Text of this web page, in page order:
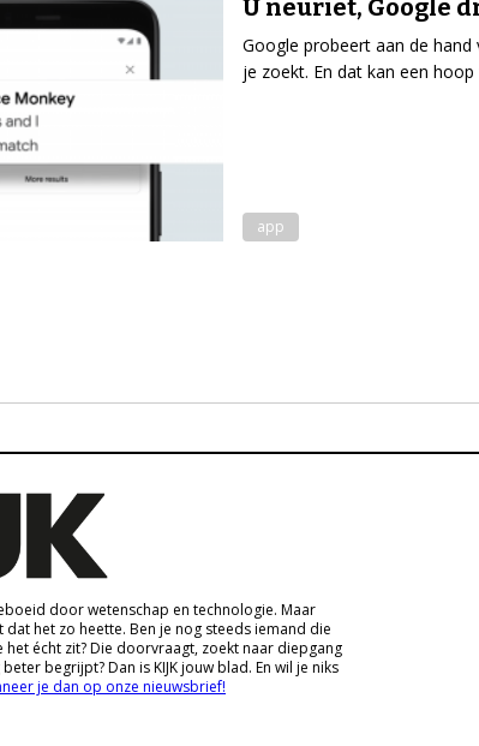
U neuriet, Google
Google probeert aan de
je zoekt. En dat kan een
app
door wetenschap en technologie. Maar
dat het zo heette. Ben je nog steeds iemand die
het écht zit? Die doorvraagt, zoekt naar diepgang
begrijpt? Dan is KIJK jouw blad. En wil je niks
je dan op onze nieuwsbrief!